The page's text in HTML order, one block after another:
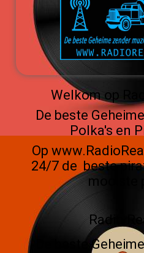
Welkom op
De beste
Polka's en
Op
24/7 de beste
mooiste
Radio
De beste